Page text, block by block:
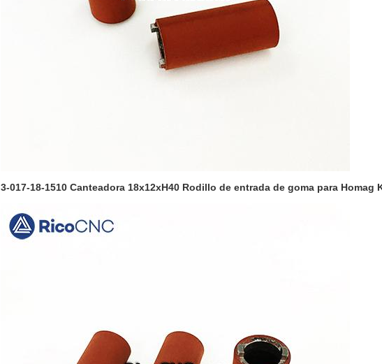
3-017-18-1510 Canteadora 18x12xH40 Rodillo de entrada de goma para Homag